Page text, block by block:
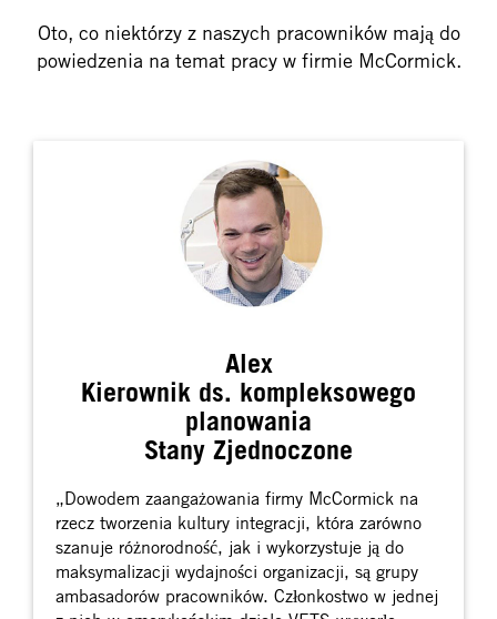
Oto, co niektórzy z naszych pracowników mają do
powiedzenia na temat pracy w firmie McCormick.
Alex
Kierownik ds. kompleksowego
planowania
Stany Zjednoczone
„Dowodem zaangażowania firmy McCormick na
rzecz tworzenia kultury integracji, która zarówno
szanuje różnorodność, jak i wykorzystuje ją do
maksymalizacji wydajności organizacji, są grupy
ambasadorów pracowników. Członkostwo w jednej